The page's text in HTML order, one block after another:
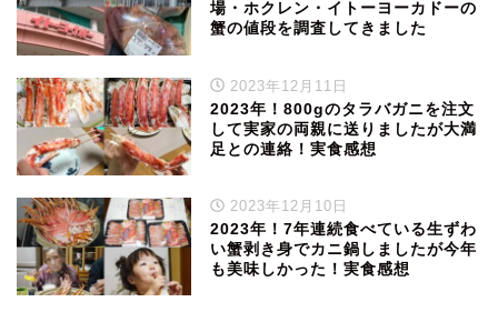
場・ホクレン・イトーヨーカドーの
蟹の値段を調査してきました
2023年12月11日
2023年！800gのタラバガニを注文
して実家の両親に送りましたが大満
足との連絡！実食感想
2023年12月10日
2023年！7年連続食べている生ずわ
い蟹剥き身でカニ鍋しましたが今年
も美味しかった！実食感想